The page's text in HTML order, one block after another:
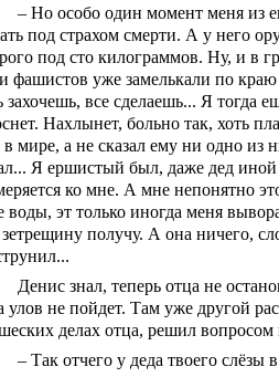
– Но особо один момент меня из
под страхом смерти. А у него
под сто килограммов. Ну, и в
фашистов уже замелькали по
захочешь, все сделаешь... Я тогда
Нахлынет, больно так, хоть
в мире, а не сказал ему ни одно из
Я ершистый был, даже дед иной
ко мне. А мне непонятно
воды, эт только иногда меня
зетрещину получу. А она ничего,
Денис знал, теперь отца не
улов не пойдет. Там уже другой
делах отца, решил вопросом
– Так отчего у деда твоего слёзы